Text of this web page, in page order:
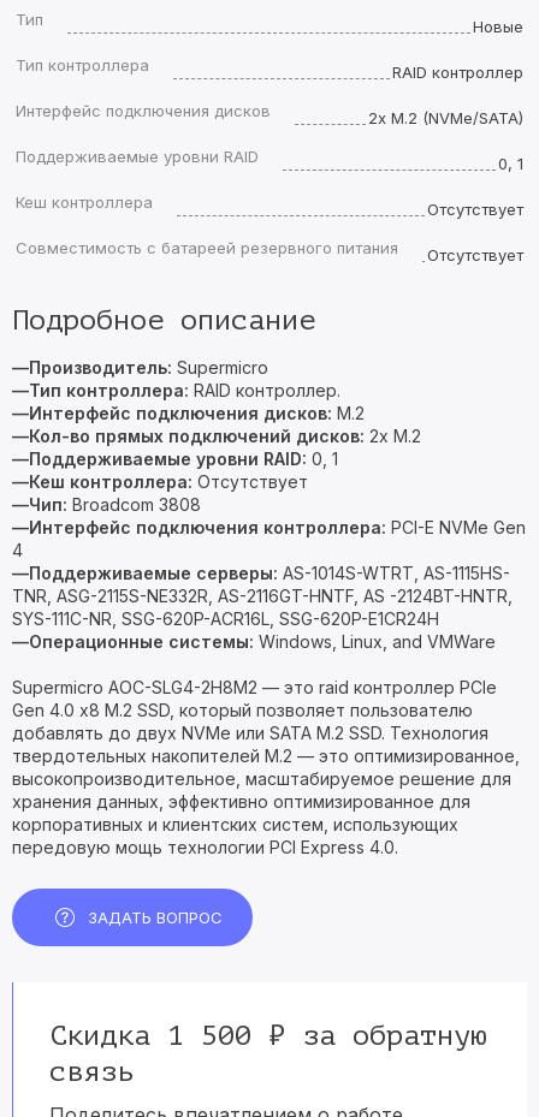
Тип
Новые
Тип контроллера
RAID контроллер
Интерфейс подключения дисков
2x M.2 (NVMe/SATA)
Поддерживаемые уровни RAID
0, 1
Кеш контроллера
Отсутствует
Совместимость с батареей резервного питания
Отсутствует
Подробное описание
—Производитель: Supermicro
—Тип контроллера: RAID контроллер.
—Интерфейс подключения дисков: M.2
—Кол-во прямых подключений дисков: 2x M.2
—Поддерживаемые уровни RAID: 0, 1
—Кеш контроллера: Отсутствует
—Чип: Broadcom 3808
—Интерфейс подключения контроллера: PCI-E NVMe Gen
4
—Поддерживаемые серверы: AS-1014S-WTRT, AS-1115HS-
TNR, ASG-2115S-NE332R, AS-2116GT-HNTF, AS -2124BT-HNTR,
SYS-111C-NR, SSG-620P-ACR16L, SSG-620P-E1CR24H
—Операционные системы: Windows, Linux, and VMWare
Supermicro AOC-SLG4-2H8M2 — это raid контроллер PCIe
Gen 4.0 x8 M.2 SSD, который позволяет пользователю
добавлять до двух NVMe или SATA M.2 SSD. Технология
твердотельных накопителей M.2 — это оптимизированное,
высокопроизводительное, масштабируемое решение для
хранения данных, эффективно оптимизированное для
корпоративных и клиентских систем, использующих
передовую мощь технологии PCI Express 4.0.
ЗАДАТЬ ВОПРОС
Скидка 1 500 ₽ за обратную
связь